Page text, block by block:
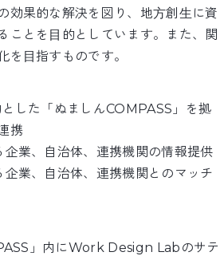
効果的な解決を図り、地⽅創⽣に資
ことを⽬的としています。また、関
を⽬指すものです。
とした「ぬましんCOMPASS」を拠
携
企業、自治体、連携機関の情報提供
企業、自治体、連携機関とのマッチ
」内にWork Design Labのサテ